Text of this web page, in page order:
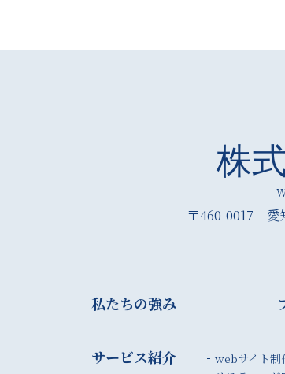
株
〒460-0017 愛
私たちの強み
サービス紹介
webサイト制